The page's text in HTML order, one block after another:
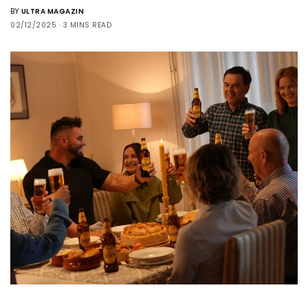
BY ULTRA MAGAZIN
02/12/2025
3 MINS READ